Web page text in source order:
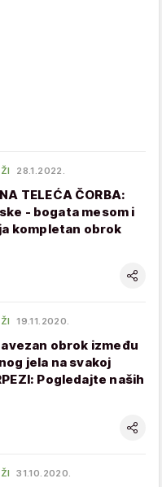
28.1.2022.
TELEĆA ČORBA:
- bogata mesom i
kompletan obrok
19.11.2020.
obrok između
jela na svakoj
Pogledajte naših
31.10.2020.